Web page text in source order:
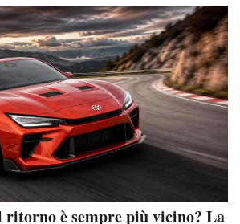
ritorno è sempre più vicino? La